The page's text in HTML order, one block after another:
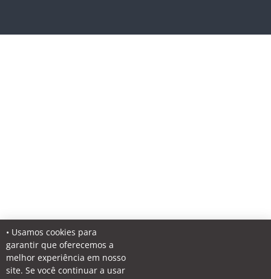
• Usamos cookies para
garantir que oferecemos a
melhor experiência em nosso
site. Se você continuar a usar